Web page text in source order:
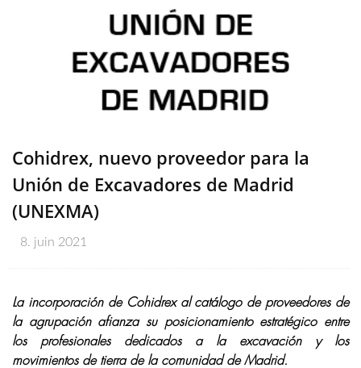
Cohidrex, nuevo proveedor para la
Unión de Excavadores de Madrid
(UNEXMA)
8. juin 2021
La incorporación de Cohidrex al catálogo de proveedores de
la agrupación afianza su posicionamiento estratégico entre
los profesionales dedicados a la excavación y los
movimientos de tierra de la comunidad de Madrid.